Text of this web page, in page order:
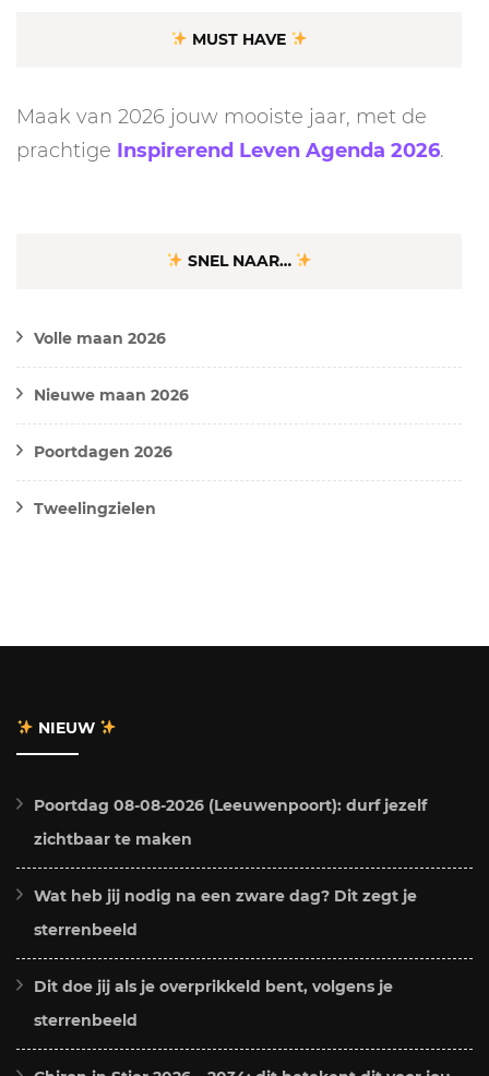
MUST HAVE
Maak van 2026 jouw mooiste jaar, met de
prachtige Inspirerend Leven Agenda 2026.
SNEL NAAR…
Volle maan 2026
Nieuwe maan 2026
Poortdagen 2026
Tweelingzielen
NIEUW
Poortdag 08-08-2026 (Leeuwenpoort): durf jezelf
zichtbaar te maken
Wat heb jij nodig na een zware dag? Dit zegt je
sterrenbeeld
Dit doe jij als je overprikkeld bent, volgens je
sterrenbeeld